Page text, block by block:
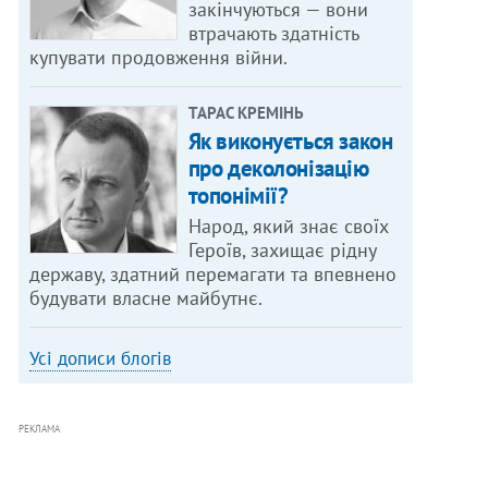
закінчуються — вони
втрачають здатність
купувати продовження війни.
ТАРАС КРЕМІНЬ
Як виконується закон
про деколонізацію
топонімії?
Народ, який знає своїх
Героїв, захищає рідну
державу, здатний перемагати та впевнено
будувати власне майбутнє.
Усі дописи блогів
РЕКЛАМА